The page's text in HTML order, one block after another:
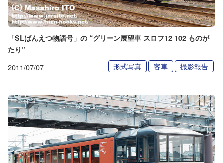
「SLばんえつ物語号」の “グリーン展望車 スロフ12 102 ものが
たり”
2011/07/07 形式写真 客車 撮影報告